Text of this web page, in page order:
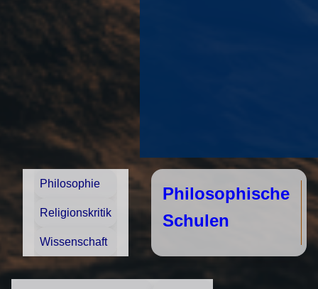
Philosophie
Religionskritik
Wissenschaft
Philosophische
Schulen